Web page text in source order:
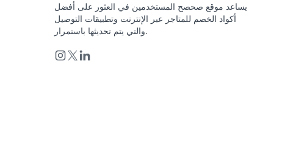
يساعد موقع صحصح المستخدمين في العثور على أفضل
أكواد الخصم للمتاجر عبر الإنترنت وتطبيقات التوصيل
والتي يتم تحديثها باستمرار.